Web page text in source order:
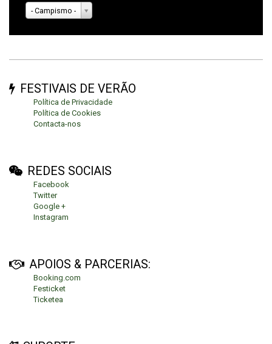
- Campismo -
FESTIVAIS DE VERÃO
Política de Privacidade
Política de Cookies
Contacta-nos
REDES SOCIAIS
Facebook
Twitter
Google +
Instagram
APOIOS & PARCERIAS:
Booking.com
Festicket
Ticketea